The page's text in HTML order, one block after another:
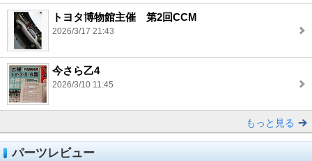
トヨタ博物館主催 第2回CCM
2026/3/17 21:43
今さら乙4
2026/3/10 11:45
もっと見る
パーツレビュー